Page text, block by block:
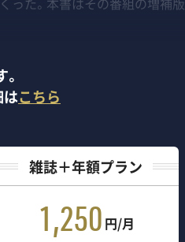
こちら
雑誌＋年額プラン
1,250 円/月